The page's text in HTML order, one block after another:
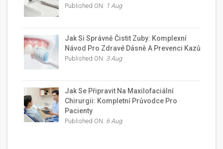
Published ON: 1 Aug
Jak Si Správně Čistit Zuby: Komplexní
Návod Pro Zdravé Dásně A Prevenci Kazů
Published ON: 3 Aug
Jak Se Připravit Na Maxilofaciální
Chirurgii: Kompletní Průvodce Pro
Pacienty
Published ON: 6 Aug